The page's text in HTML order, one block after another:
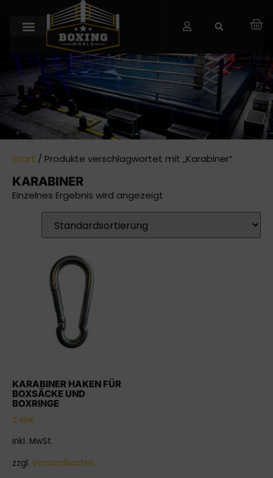
Start / Produkte verschlagwortet mit „Karabiner“
KARABINER
Einzelnes Ergebnis wird angezeigt
KARABINER HAKEN FÜR
BOXSÄCKE UND
BOXRINGE
2,40€
inkl. MwSt.
zzgl. Versandkosten